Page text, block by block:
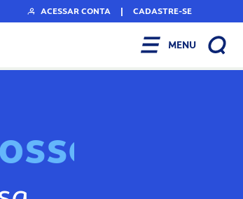
ACESSAR CONTA | CADASTRE-SE
MENU
osso